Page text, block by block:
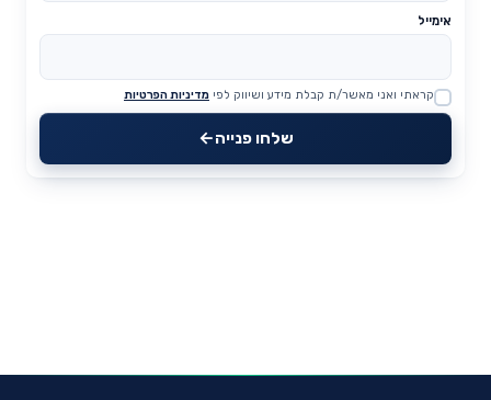
אימייל
Website
קראתי ואני מאשר/ת קבלת מידע ושיווק לפי מדיניות הפרטיות
שלחו פנייה